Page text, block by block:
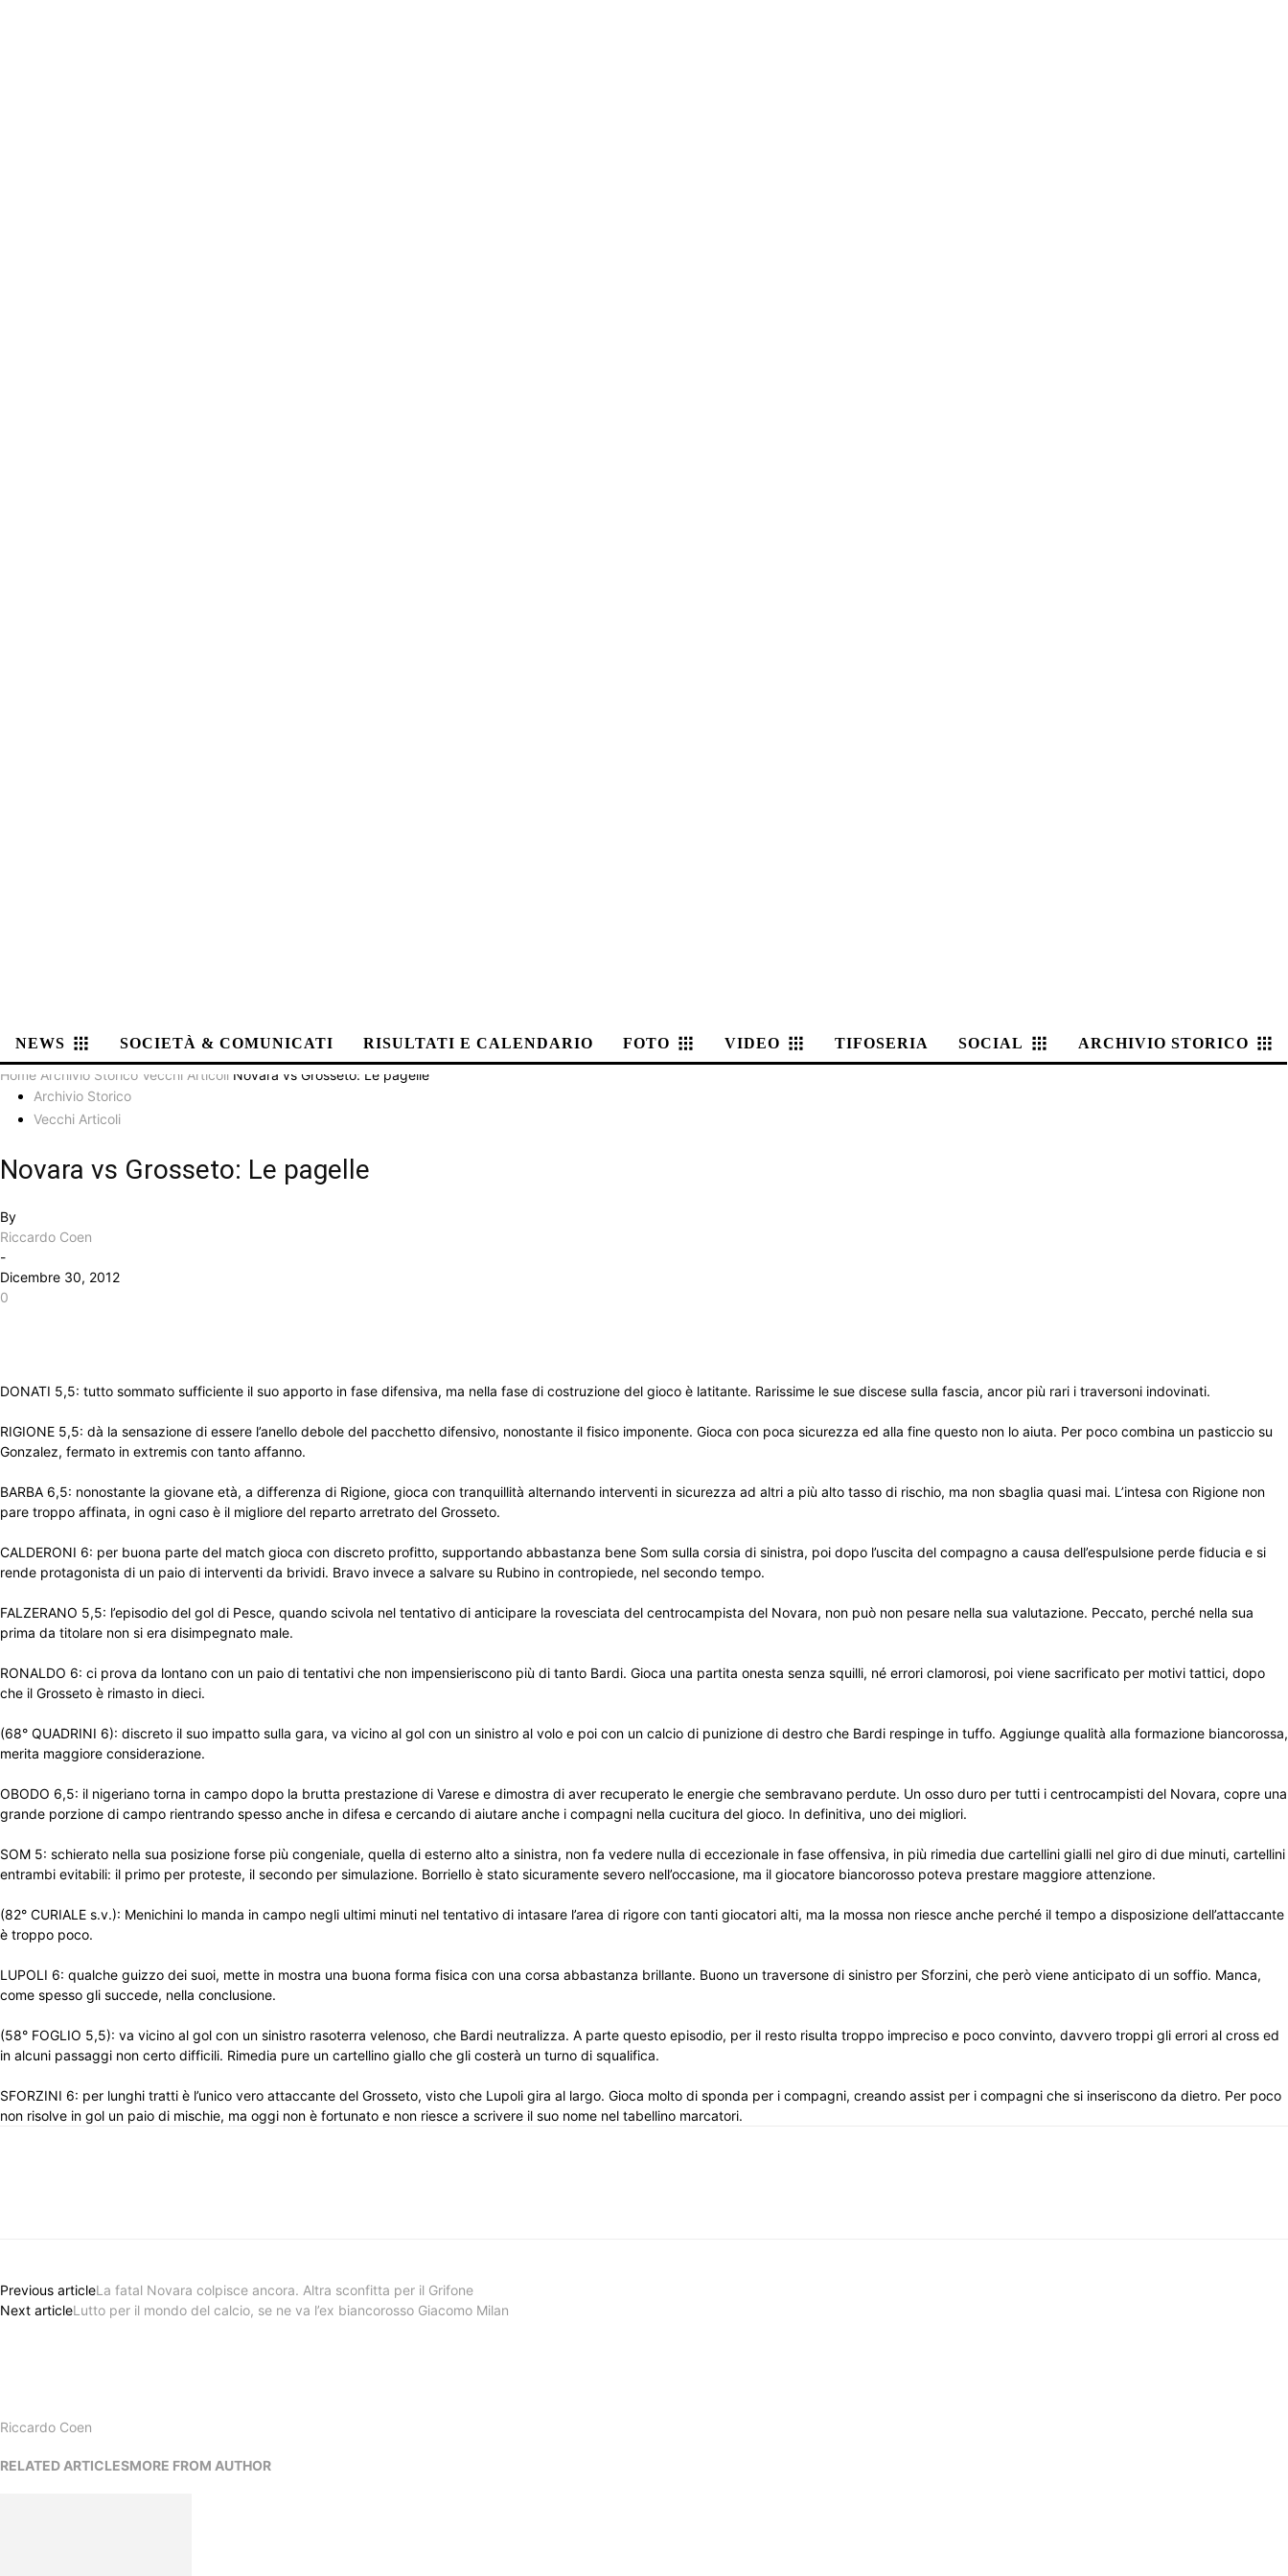
NEWS SOCIETÀ & COMUNICATI RISULTATI E CALENDARIO FOTO VIDEO TIFOSERIA SOCIAL
ARCHIVIO STORICO
Home Archivio Storico Vecchi Articoli Novara vs Grosseto: Le pagelle
Archivio Storico
Vecchi Articoli
Novara vs Grosseto: Le pagelle
By
Riccardo Coen
-
Dicembre 30, 2012
0
DONATI 5,5: tutto sommato sufficiente il suo apporto in fase difensiva, ma nella fase di costruzione del gioco è latitante. Rarissime le sue discese sulla fascia, ancor più rari i traversoni indovinati.
RIGIONE 5,5: dà la sensazione di essere l’anello debole del pacchetto difensivo, nonostante il fisico imponente. Gioca con poca sicurezza ed alla fine questo non lo aiuta. Per poco combina un pasticcio su
Gonzalez, fermato in extremis con tanto affanno.
BARBA 6,5: nonostante la giovane età, a differenza di Rigione, gioca con tranquillità alternando interventi in sicurezza ad altri a più alto tasso di rischio, ma non sbaglia quasi mai. L’intesa con Rigione non
pare troppo affinata, in ogni caso è il migliore del reparto arretrato del Grosseto.
CALDERONI 6: per buona parte del match gioca con discreto profitto, supportando abbastanza bene Som sulla corsia di sinistra, poi dopo l’uscita del compagno a causa dell’espulsione perde fiducia e si
rende protagonista di un paio di interventi da brividi. Bravo invece a salvare su Rubino in contropiede, nel secondo tempo.
FALZERANO 5,5: l’episodio del gol di Pesce, quando scivola nel tentativo di anticipare la rovesciata del centrocampista del Novara, non può non pesare nella sua valutazione. Peccato, perché nella sua
prima da titolare non si era disimpegnato male.
RONALDO 6: ci prova da lontano con un paio di tentativi che non impensieriscono più di tanto Bardi. Gioca una partita onesta senza squilli, né errori clamorosi, poi viene sacrificato per motivi tattici, dopo
che il Grosseto è rimasto in dieci.
(68° QUADRINI 6): discreto il suo impatto sulla gara, va vicino al gol con un sinistro al volo e poi con un calcio di punizione di destro che Bardi respinge in tuffo. Aggiunge qualità alla formazione biancorossa,
merita maggiore considerazione.
OBODO 6,5: il nigeriano torna in campo dopo la brutta prestazione di Varese e dimostra di aver recuperato le energie che sembravano perdute. Un osso duro per tutti i centrocampisti del Novara, copre una
grande porzione di campo rientrando spesso anche in difesa e cercando di aiutare anche i compagni nella cucitura del gioco. In definitiva, uno dei migliori.
SOM 5: schierato nella sua posizione forse più congeniale, quella di esterno alto a sinistra, non fa vedere nulla di eccezionale in fase offensiva, in più rimedia due cartellini gialli nel giro di due minuti, cartellini
entrambi evitabili: il primo per proteste, il secondo per simulazione. Borriello è stato sicuramente severo nell’occasione, ma il giocatore biancorosso poteva prestare maggiore attenzione.
(82° CURIALE s.v.): Menichini lo manda in campo negli ultimi minuti nel tentativo di intasare l’area di rigore con tanti giocatori alti, ma la mossa non riesce anche perché il tempo a disposizione dell’attaccante
è troppo poco.
LUPOLI 6: qualche guizzo dei suoi, mette in mostra una buona forma fisica con una corsa abbastanza brillante. Buono un traversone di sinistro per Sforzini, che però viene anticipato di un soffio. Manca,
come spesso gli succede, nella conclusione.
(58° FOGLIO 5,5): va vicino al gol con un sinistro rasoterra velenoso, che Bardi neutralizza. A parte questo episodio, per il resto risulta troppo impreciso e poco convinto, davvero troppi gli errori al cross ed
in alcuni passaggi non certo difficili. Rimedia pure un cartellino giallo che gli costerà un turno di squalifica.
SFORZINI 6: per lunghi tratti è l’unico vero attaccante del Grosseto, visto che Lupoli gira al largo. Gioca molto di sponda per i compagni, creando assist per i compagni che si inseriscono da dietro. Per poco
non risolve in gol un paio di mischie, ma oggi non è fortunato e non riesce a scrivere il suo nome nel tabellino marcatori.
Previous articleLa fatal Novara colpisce ancora. Altra sconfitta per il Grifone
Next articleLutto per il mondo del calcio, se ne va l’ex biancorosso Giacomo Milan
Riccardo Coen
RELATED ARTICLESMORE FROM AUTHOR